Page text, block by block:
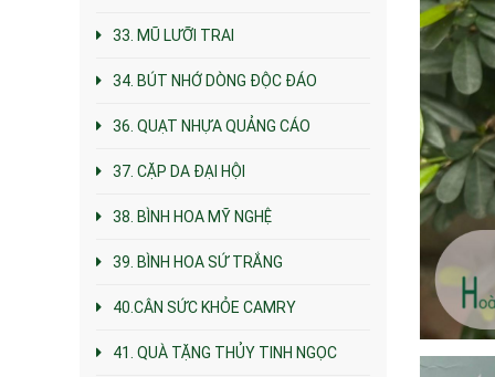
33. MŨ LƯỠI TRAI
34. BÚT NHỚ DÒNG ĐỘC ĐÁO
36. QUẠT NHỰA QUẢNG CÁO
37. CẶP DA ĐẠI HỘI
38. BÌNH HOA MỸ NGHỆ
39. BÌNH HOA SỨ TRẮNG
40.CÂN SỨC KHỎE CAMRY
41. QUÀ TẶNG THỦY TINH NGỌC